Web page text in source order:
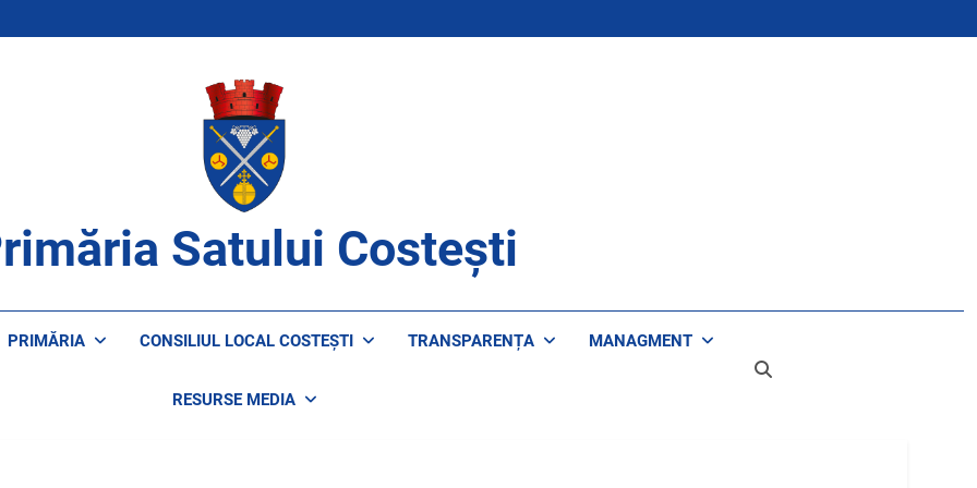
Satului Costești
PRIMĂRIA CONSILIUL LOCAL COSTEȘTI TRANSPARENȚA MANAGMENT
RESURSE MEDIA